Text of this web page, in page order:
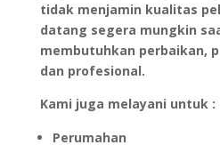
tidak menjamin kualitas
datang segera mungkin
membutuhkan perbaikan,
dan profesional.
Kami juga melayani untuk :
Perumahan